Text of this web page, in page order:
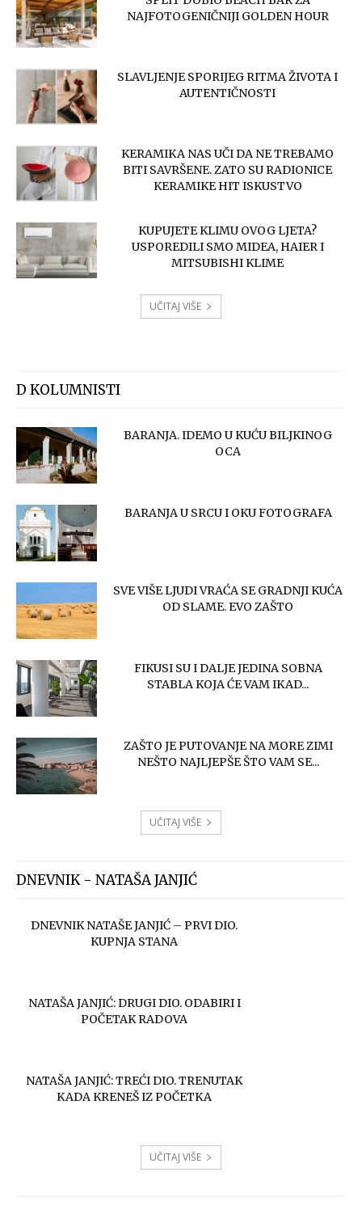
NAJFOTOGENIČNIJI GOLDEN HOUR
​SLAVLJENJE SPORIJEG RITMA ŽIVOTA I
AUTENTIČNOSTI
KERAMIKA NAS UČI DA NE TREBAMO
BITI SAVRŠENE. ZATO SU RADIONICE
KERAMIKE HIT ISKUSTVO
KUPUJETE KLIMU OVOG LJETA?
USPOREDILI SMO MIDEA, HAIER I
MITSUBISHI KLIME
UČITAJ VIŠE
D KOLUMNISTI
BARANJA. IDEMO U KUĆU BILJKINOG
OCA
BARANJA U SRCU I OKU FOTOGRAFA
SVE VIŠE LJUDI VRAĆA SE GRADNJI KUĆA
OD SLAME. EVO ZAŠTO
FIKUSI SU I DALJE JEDINA SOBNA
STABLA KOJA ĆE VAM IKAD...
ZAŠTO JE PUTOVANJE NA MORE ZIMI
NEŠTO NAJLJEPŠE ŠTO VAM SE...
UČITAJ VIŠE
DNEVNIK - NATAŠA JANJIĆ
DNEVNIK NATAŠE JANJIĆ – PRVI DIO.
KUPNJA STANA
NATAŠA JANJIĆ: DRUGI DIO. ODABIRI I
POČETAK RADOVA
NATAŠA JANJIĆ: TREĆI DIO. TRENUTAK
KADA KRENEŠ IZ POČETKA
UČITAJ VIŠE